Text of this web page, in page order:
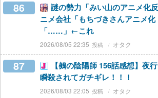
86
謎の勢力「みい山のアニメ化
ニメ会社「もちづきさんアニメ
「……」←これ
2026/08/05 22:35 オタク
87
【鵺の陰陽師 156話感想】夜
瞬殺されてガチギレ！！！
2026/08/03 22:05 オタク